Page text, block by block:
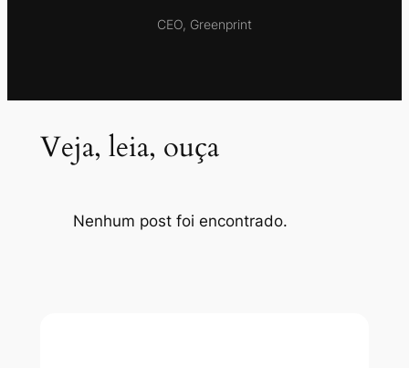
CEO, Greenprint
Veja, leia, ouça
Nenhum post foi encontrado.